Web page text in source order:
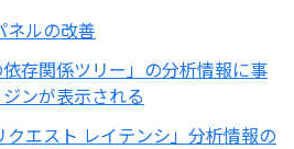
ネルの改善
依存関係ツリー」の分析情報に事
ンが表示される
クエスト レイテンシ」分析情報の